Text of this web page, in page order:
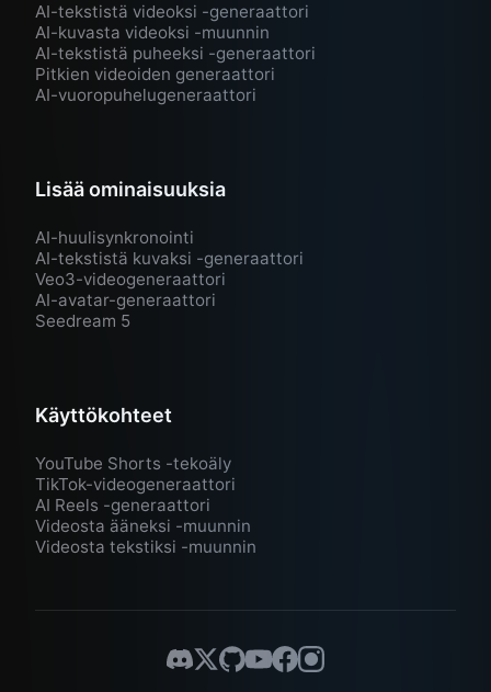
AI-tekstistä videoksi -generaattori
AI-kuvasta videoksi -muunnin
AI-tekstistä puheeksi -generaattori
Pitkien videoiden generaattori
AI-vuoropuhelugeneraattori
Lisää ominaisuuksia
AI-huulisynkronointi
AI-tekstistä kuvaksi -generaattori
Veo3-videogeneraattori
AI-avatar-generaattori
Seedream 5
Käyttökohteet
YouTube Shorts -tekoäly
TikTok-videogeneraattori
AI Reels -generaattori
Videosta ääneksi -muunnin
Videosta tekstiksi -muunnin